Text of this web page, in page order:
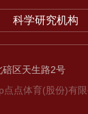
科学研究机构
区天生路2号
点点体育(股份)有